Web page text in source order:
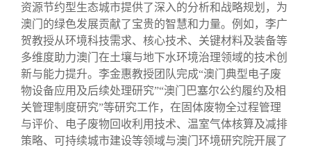
资源节约型生态城市提供了深入的分析和战略规划，为
澳门的绿色发展贡献了宝贵的智慧和力量。例如，李广
贺教授从环境科技需求、核心技术、关键材料及装备等
多维度助力澳门在土壤与地下水环境治理领域的技术创
新与能力提升。李金惠教授团队完成“澳门典型电子废
物设备应用及后续处理研究”“澳门巴塞尔公约履约及相
关管理制度研究”等研究工作，在固体废物全过程管理
与评价、电子废物回收利用技术、温室气体核算及减排
策略、可持续城市建设等领域与澳门环境研究院开展了